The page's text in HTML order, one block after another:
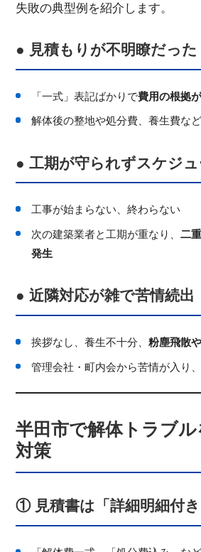
失敗の典型例を紹介します。
● 見積もりが不明瞭だった
「一式」表記ばかりで費用の根拠
解体後の整地や処分費、養生費な
● 工期が守られずスケジ
工事が始まらない、終わらない
次の建築業者と工期が重なり、二
発生
● 近隣対応が雑で苦情続出
挨拶なし、養生不十分、粉塵飛散
管理会社・町内会から苦情が入り、
半田市で解体トラブ
対策
① 見積書は「詳細明細付